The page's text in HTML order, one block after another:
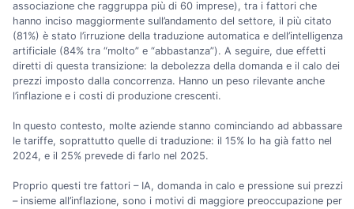
associazione che raggruppa più di 60 imprese), tra i fattori che
hanno inciso maggiormente sull’andamento del settore, il più citato
(81%) è stato l’irruzione della traduzione automatica e dell’intelligenza
artificiale (84% tra “molto” e “abbastanza”). A seguire, due effetti
diretti di questa transizione: la debolezza della domanda e il calo dei
prezzi imposto dalla concorrenza. Hanno un peso rilevante anche
l’inflazione e i costi di produzione crescenti.
In questo contesto, molte aziende stanno cominciando ad abbassare
le tariffe, soprattutto quelle di traduzione: il 15% lo ha già fatto nel
2024, e il 25% prevede di farlo nel 2025.
Proprio questi tre fattori – IA, domanda in calo e pressione sui prezzi
– insieme all’inflazione, sono i motivi di maggiore preoccupazione per